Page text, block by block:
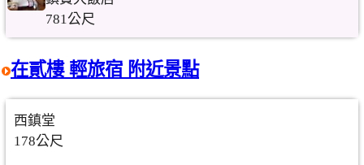
781公尺
在貳樓 輕旅宿 附近景點
西鎮堂
178公尺